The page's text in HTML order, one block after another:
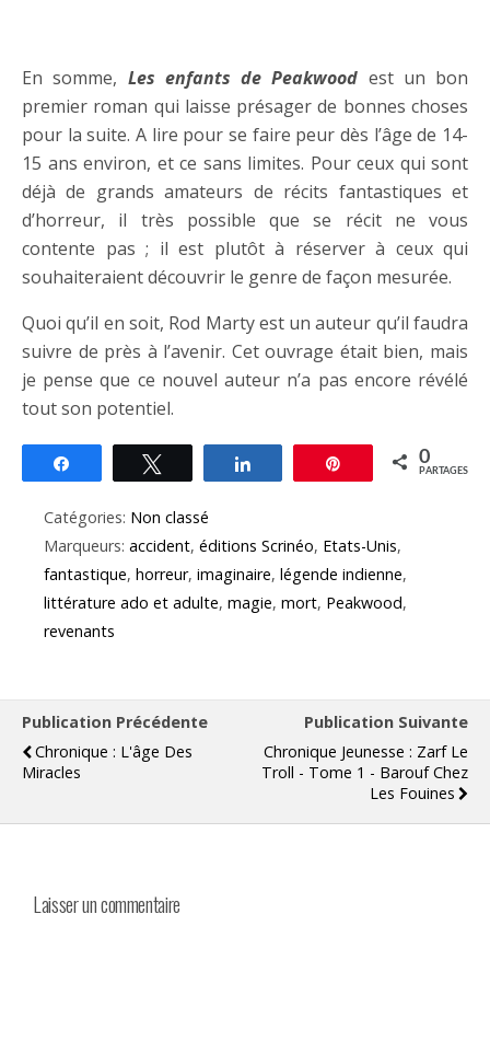
En somme, Les enfants de Peakwood est un bon
premier roman qui laisse présager de bonnes choses
pour la suite. A lire pour se faire peur dès l’âge de 14-
15 ans environ, et ce sans limites. Pour ceux qui sont
déjà de grands amateurs de récits fantastiques et
d’horreur, il très possible que se récit ne vous
contente pas ; il est plutôt à réserver à ceux qui
souhaiteraient découvrir le genre de façon mesurée.
Quoi qu’il en soit, Rod Marty est un auteur qu’il faudra
suivre de près à l’avenir. Cet ouvrage était bien, mais
je pense que ce nouvel auteur n’a pas encore révélé
tout son potentiel.
Épingle 0
PARTAGES
Catégories: Non classé
Marqueurs: accident, éditions Scrinéo, Etats-Unis,
fantastique, horreur, imaginaire, légende indienne,
littérature ado et adulte, magie, mort, Peakwood,
revenants
Publication Précédente
Chronique : L'âge Des
Miracles
Publication Suivante
Chronique Jeunesse : Zarf Le
Troll - Tome 1 - Barouf Chez
Les Fouines
Laisser un commentaire